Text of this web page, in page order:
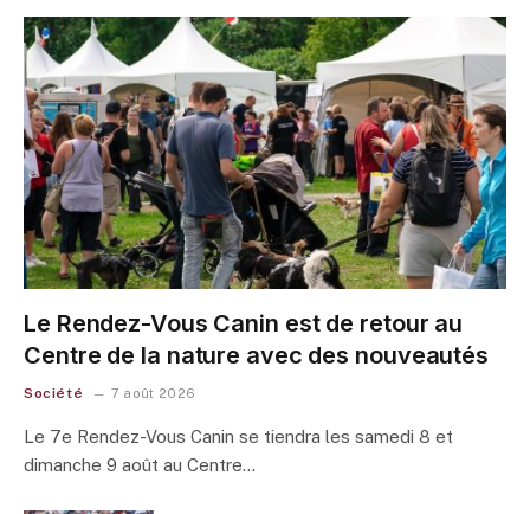
Le Rendez-Vous Canin est de retour au
Centre de la nature avec des nouveautés
Société 7 août 2026
Le 7e Rendez-Vous Canin se tiendra les samedi 8 et
dimanche 9 août au Centre…